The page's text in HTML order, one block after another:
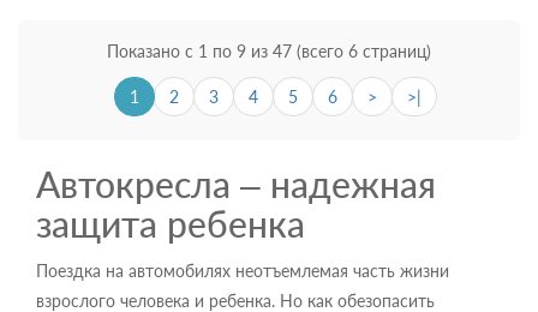
Показано с 1 по 9 из 47 (всего 6 страниц)
1 2 3 4 5 6 > >|
Автокресла – надежная
защита ребенка
Поездка на автомобилях неотъемлемая часть жизни
взрослого человека и ребенка. Но как обезопасить